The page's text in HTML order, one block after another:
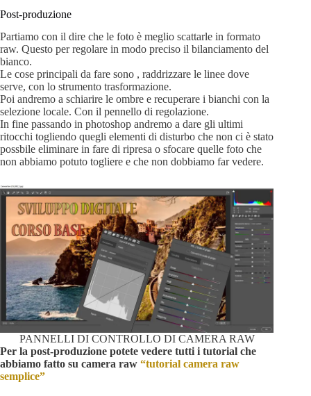
Post-produzione
Partiamo con il dire che le foto è meglio scattarle in formato
raw. Questo per regolare in modo preciso il bilanciamento del
bianco.
Le cose principali da fare sono , raddrizzare le linee dove
serve, con lo strumento trasformazione.
Poi andremo a schiarire le ombre e recuperare i bianchi con la
selezione locale. Con il pennello di regolazione.
In fine passando in photoshop andremo a dare gli ultimi
ritocchi togliendo quegli elementi di disturbo che non ci è stato
possbile eliminare in fare di ripresa o sfocare quelle foto che
non abbiamo potuto togliere e che non dobbiamo far vedere.
PANNELLI DI CONTROLLO DI CAMERA RAW
Per la post-produzione potete vedere tutti i tutorial che
abbiamo fatto su camera raw “tutorial camera raw
semplice”